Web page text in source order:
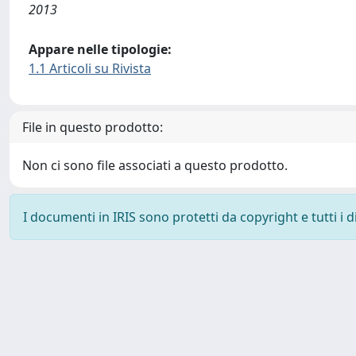
2013
Appare nelle tipologie:
1.1 Articoli su Rivista
File in questo prodotto:
Non ci sono file associati a questo prodotto.
I documenti in IRIS sono protetti da copyright e tutti i